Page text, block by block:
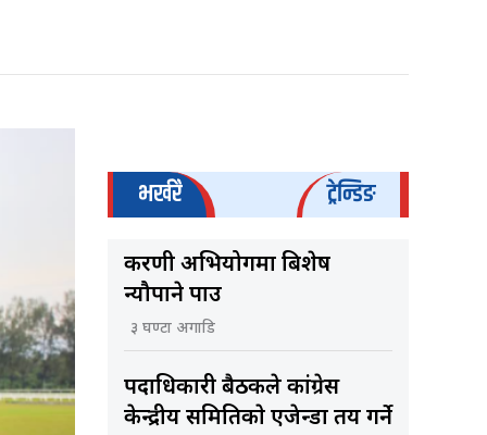
भर्खरै ट्रेन्डिङ
करणी अभियोगमा बिशेष
न्यौपाने पक्राउ
३ घण्टा अगाडि
पदाधिकारी बैठकले कांग्रेस
केन्द्रीय समितिकाे एजेन्डा तय गर्ने